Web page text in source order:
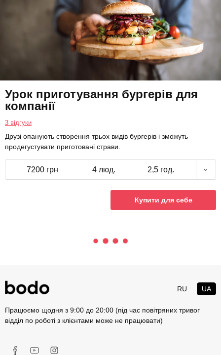
Урок приготування бургерів для
компанії
3 відгуки
Друзі опанують створення трьох видів бургерів і зможуть
продегустувати приготовані страви.
7200 грн 4 люд. 2,5 год.
Купити для себе
RU UA
Працюємо щодня з 9:00 до 20:00 (під час повітряних тривог
відділ по роботі з клієнтами може не працювати)